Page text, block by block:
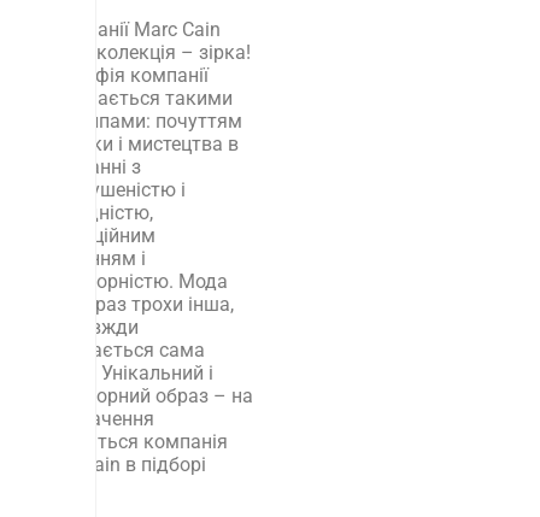
У компанії Marc Cain
кожна колекція – зірка!
Філософія компанії
визначається такими
принципами: почуттям
естетики і мистецтва в
поєднанні з
невимушеністю і
природністю,
інноваційним
мисленням і
неповторністю. Мода
кожен раз трохи інша,
але завжди
залишається сама
собою. Унікальний і
неповторний образ – на
таке бачення
спирається компанія
Marc Cain в підборі